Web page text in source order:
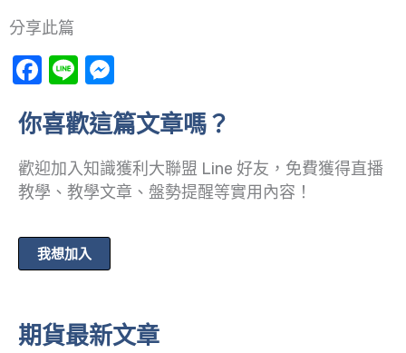
分享此篇
Facebook
Line
你喜歡這篇文章嗎？
歡迎加入知識獲利大聯盟 Line 好友，免費獲得直播
教學、教學文章、盤勢提醒等實用內容！
我想加入
期貨最新文章